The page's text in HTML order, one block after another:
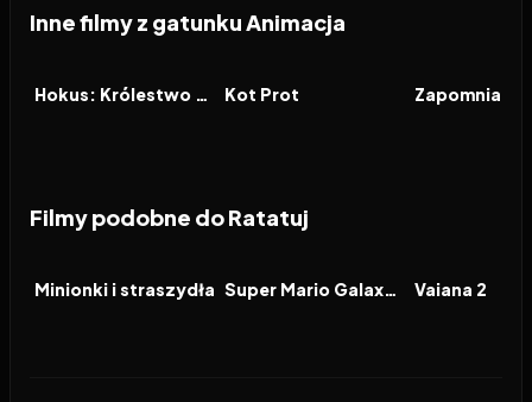
Inne filmy z gatunku Animacja
FILM Hokus: Królestwo magii FILM
Kot Prot FILM
Zapomniana
Filmy podobne do Ratatuj
FILM
Minionki i straszydła FILM Super Mario Galaxy Film FILM
Vaiana 2